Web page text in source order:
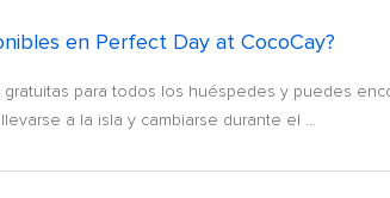
en Perfect Day at CocoCay?
gratuitas para todos los huéspedes y puedes
a la isla y cambiarse durante el ...